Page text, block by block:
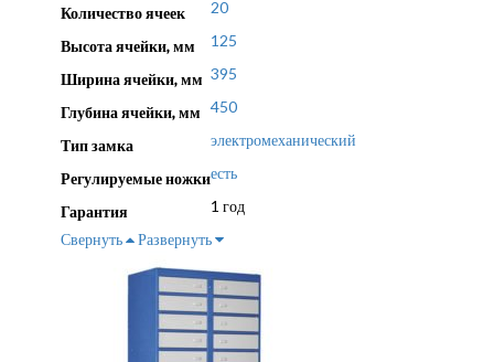
Количество ячеек 20
Высота ячейки, мм 125
Ширина ячейки, мм 395
Глубина ячейки, мм 450
Тип замка электромеханический
Регулируемые ножкиесть
Гарантия
1 год
Свернуть
Развернуть